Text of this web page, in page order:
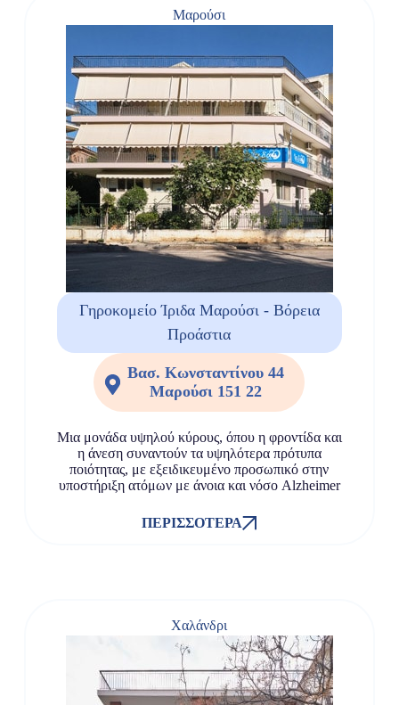
Μαρούσι
Γηροκομείο Ίριδα Μαρούσι - Βόρεια
Προάστια
Βασ. Κωνσταντίνου 44
Μαρούσι 151 22
Μια μονάδα υψηλού κύρους, όπου η φροντίδα και
η άνεση συναντούν τα υψηλότερα πρότυπα
ποιότητας, με εξειδικευμένο προσωπικό στην
υποστήριξη ατόμων με άνοια και νόσο Alzheimer
ΠΕΡΙΣΣΌΤΕΡΑ
Χαλάνδρι